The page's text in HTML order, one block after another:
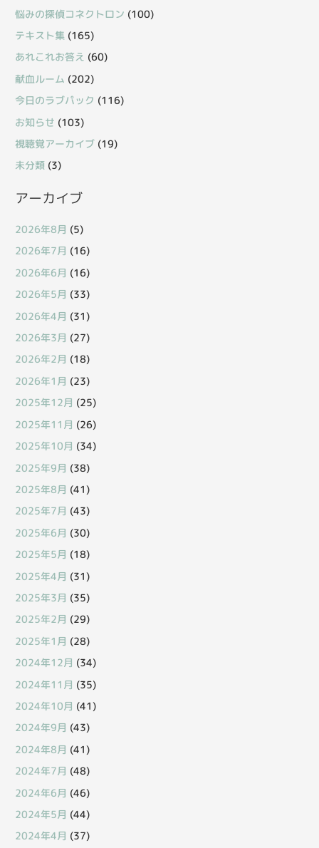
悩みの探偵コネクトロン (100)
テキスト集 (165)
あれこれお答え (60)
献血ルーム (202)
今日のラブパック (116)
お知らせ (103)
視聴覚アーカイブ (19)
未分類 (3)
アーカイブ
2026年8月 (5)
2026年7月 (16)
2026年6月 (16)
2026年5月 (33)
2026年4月 (31)
2026年3月 (27)
2026年2月 (18)
2026年1月 (23)
2025年12月 (25)
2025年11月 (26)
2025年10月 (34)
2025年9月 (38)
2025年8月 (41)
2025年7月 (43)
2025年6月 (30)
2025年5月 (18)
2025年4月 (31)
2025年3月 (35)
2025年2月 (29)
2025年1月 (28)
2024年12月 (34)
2024年11月 (35)
2024年10月 (41)
2024年9月 (43)
2024年8月 (41)
2024年7月 (48)
2024年6月 (46)
2024年5月 (44)
2024年4月 (37)